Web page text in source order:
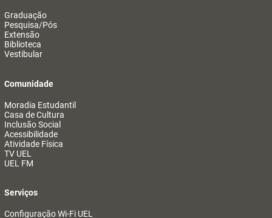
Graduação
Pesquisa/Pós
Extensão
Biblioteca
Vestibular
Comunidade
Moradia Estudantil
Casa de Cultura
Inclusão Social
Acessibilidade
Atividade Física
TV UEL
UEL FM
Serviços
Configuração Wi-Fi UEL